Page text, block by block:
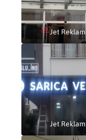
Jet Reklam
Jet Reklam